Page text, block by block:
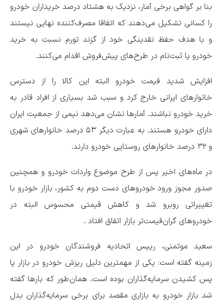
بنا بر گواهی برخی آمار، نزدیک به هشتاد درصد خریداران خودرو
را کسانی تشکیل می‌دهند که اتفاقا مصرف‌کننده نهایی نیستند
و با هدف حفظ نقدینگی خود از گزند تورم نسبت به خرید
خودرو یا ثبت‌نام در طرح‌های پیش‌فروش اقدام می‌کنند.
افزایش شدید قیمت خودرو البته این کالا را از دسترس
خانوارهای ایرانی خارج کرد و سبب شد بسیاری از افراد قادر به
خرید خودرو نباشند. آمارها نشان می‌دهد نیمی از جمعیت ایران
دارای خودرو هستند. به عبارت دیگر ۵۳ درصد خانوارهای شهری
و ۳۲ درصد خانوارهای روستایی خودرو دارند.
در ماه‌های اخیر پس از طرح موضوع واردات خودرو و همچنین
صدور مجوز ورود خودروهای دست دوم به کشور، بازار خودرو با
تغییراتی روبرو شد و کاهش قیمتی محسوس البته در
خودروهای گران‌قیمت‌تر بازار اتفاق افتاد .
سعید موتمنی، رییس اتحادیه فروشندگان خودرو در این
زمینه گفته است: یکی از مهمترین دلیل ریزش خودرو در بازار پا
پس کشیدن سرمایه‌گذاران بوده است. همان‌طور که بارها گفته
شد بازار خودرو به بازاری مقصد برای برخی سرمایه‌گذاران بدل